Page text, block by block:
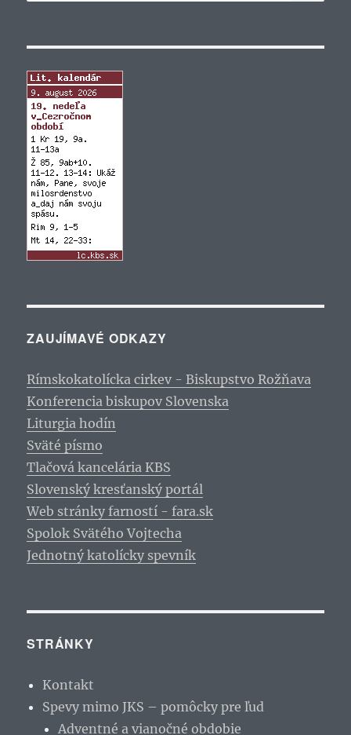
ZAUJÍMAVÉ ODKAZY
Rímskokatolícka cirkev - Biskupstvo Rožňava
Konferencia biskupov Slovenska
Liturgia hodín
Sväté písmo
Tlačová kancelária KBS
Slovenský kresťanský portál
Web stránky farností - fara.sk
Spolok Svätého Vojtecha
Jednotný katolícky spevník
STRÁNKY
Kontakt
Spevy mimo JKS – pomôcky pre ľud
Adventné a vianočné obdobie